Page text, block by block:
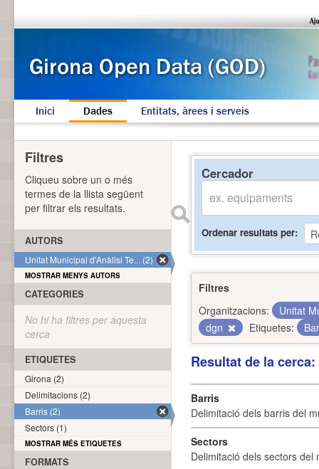
Inici Dades Entitats, àrees i serveis
Cercador
Ordenar resultats per
Filtres
Organitzacions:
Unitat
dgn
Etiquetes:
Resultat de la
Barris
Delimitació dels barris del
Sectors
Delimitació dels sectors del
Filtres
Cliqueu sobre un o més
termes de la llista següent
per filtrar els resultats.
AUTORS
Unitat Municipal d'Anàlisi Te... (2)
MOSTRAR MENYS AUTORS
CATEGORIES
No hi ha filtres per aquesta
cerca
ETIQUETES
Girona (2)
Delimitacions (2)
Barris (2)
Sectors (1)
MOSTRAR MÉS ETIQUETES
FORMATS